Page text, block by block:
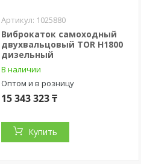
1025880
Виброкаток самоходный
двухвальцовый TOR H1800
дизельный
В наличии
Оптом и в розницу
15 343 323 ₸
Купить